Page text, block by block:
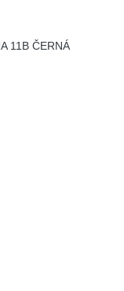
11B ČERNÁ